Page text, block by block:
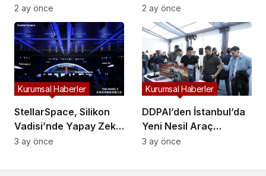
Hayatta da Kaybolur
mu?
2 ay önce
Dijital Ticaretle
Buluşuyor
2 ay önce
StellarSpace, Silikon
Vadisi’nde Yapay Zekâ
Odaklı Endüstriyel
Kurumsal Haberler
3 ay önce
DDPAI’den İstanbul’da
Yeni Nesil Araç
Kameraları: Z ve N
Kurumsal Haberler
3 ay önce